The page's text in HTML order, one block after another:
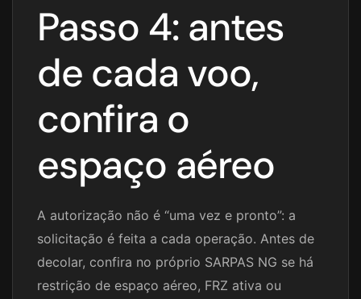
Passo 4: antes
de cada voo,
confira o
espaço aéreo
A autorização não é “uma vez e pronto”: a
solicitação é feita a cada operação. Antes de
decolar, confira no próprio SARPAS NG se há
restrição de espaço aéreo, FRZ ativa ou